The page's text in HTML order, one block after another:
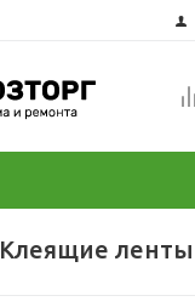
Клеящие ленты